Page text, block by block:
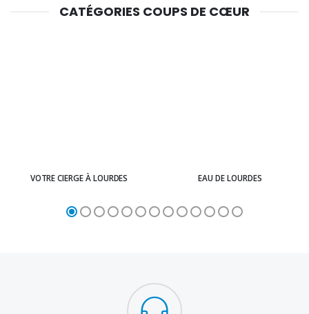
CATÉGORIES COUPS DE CŒUR
VOTRE CIERGE À LOURDES EAU DE LOURDES